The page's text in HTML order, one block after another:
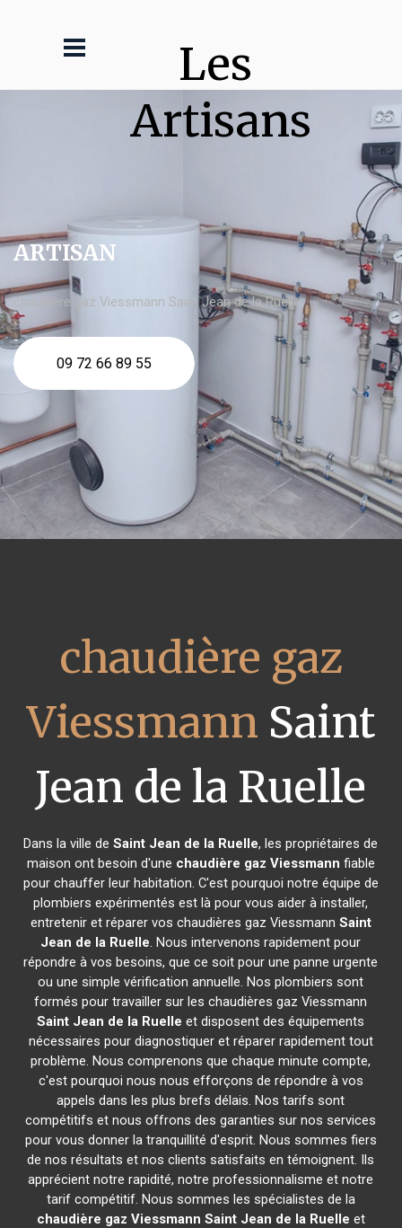
Les
Artisans
ARTISAN
chaudière gaz Viessmann Saint Jean de la Ruelle
09 72 66 89 55
chaudière gaz
Viessmann Saint
Jean de la Ruelle
Dans la ville deSaint Jean de la Ruelle, les propriétaires de
maison ont besoin d'une chaudière gaz Viessmann fiable
pour chauffer leur habitation. C'est pourquoi notre équipe de
plombiers expérimentés est là pour vous aider à installer,
entretenir et réparer vos chaudières gaz Viessmann Saint
Jean de la Ruelle. Nous intervenons rapidement pour
répondre à vos besoins, que ce soit pour une panne urgente
ou une simple vérification annuelle. Nos plombiers sont
formés pour travailler sur les chaudières gaz Viessmann
Saint Jean de la Ruelle et disposent des équipements
nécessaires pour diagnostiquer et réparer rapidement tout
problème. Nous comprenons que chaque minute compte,
c'est pourquoi nous nous efforçons de répondre à vos
appels dans les plus brefs délais. Nos tarifs sont
compétitifs et nous offrons des garanties sur nos services
pour vous donner la tranquillité d'esprit. Nous sommes fiers
de nos résultats et nos clients satisfaits en témoignent. Ils
apprécient notre rapidité, notre professionnalisme et notre
tarif compétitif. Nous sommes les spécialistes de la
chaudière gaz Viessmann Saint Jean de la Ruelle et